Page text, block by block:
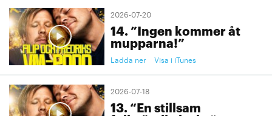
2026-07-20
14. ”Ingen kommer åt
mupparna!”
Ladda ner Visa i iTunes
2026-07-18
13. “En stillsam